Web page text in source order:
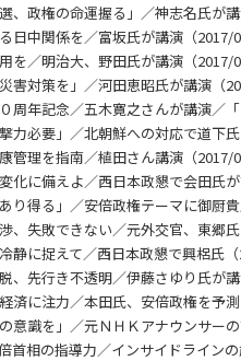
政権の命運握る」／神志名氏が
日中関係を／富坂氏が講演（2017/
を／明治大、野田氏が講演（2017/
害対策を」／河田恵昭氏が講演（
周年記念／五木寛之さんが講演／
力必要」／北朝鮮への対応で道
管理を指南／植田さん講演（2017/
に備えよ／西日本政懇で会田氏
得る」／安倍政権テーマに御厨
失敗できない／元外交官、東郷
に捉えて／西日本政懇で興梠氏
先行き不透明／伊藤さゆり氏が
に注力／本田氏、安倍政権を予
識を」／元ＮＨＫアナウンサー
相の指導力／インサイドライン